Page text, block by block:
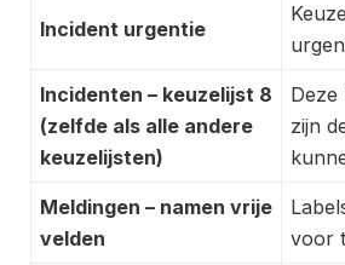
Incident urgentie
Incidenten – keuzelijst 8
(zelfde als alle andere
keuzelijsten)
Deze
zijn
Meldingen – namen vrije
velden
voor